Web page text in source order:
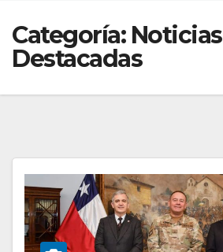
Categoría: Noticias
Destacadas